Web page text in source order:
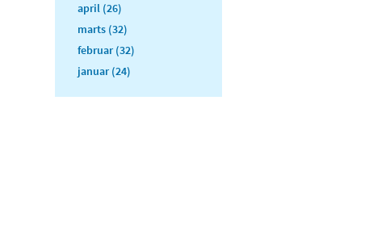
april (26)
marts (32)
februar (32)
januar (24)